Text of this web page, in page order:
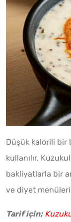
Düşük kalorili bir
kullanılır.
bakliyatlarla bir
ve diyet
Tarif için;